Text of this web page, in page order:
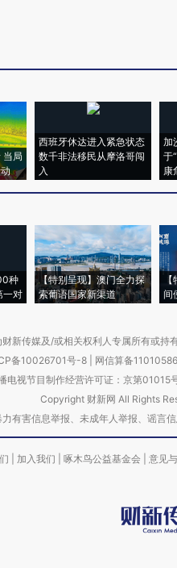
当局
西班牙休达进入紧急状态
数千非法移民从摩洛哥闯
入
加
于
康
种
一对
【特别呈现】澳门全力探
索葡语国家新渠道
间
新传媒及/或相关权利人专属所有或持
备10026701号-8 网信算备
电视节目制作经营许可证：京第01015
Copyright 财新网 All Rights
力有害信息举报、未成年人举报、
加入我们 啄木鸟公益基金会 意见